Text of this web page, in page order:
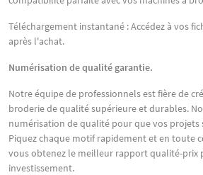
Téléchargement instantané : Accédez à vos
après l'achat.
Numérisation de qualité garantie.
Notre équipe de professionnels est fière de
broderie de qualité supérieure et durables.
numérisation de qualité pour que vos projets
Piquez chaque motif rapidement et en toute
vous obtenez le meilleur rapport qualité-prix
investissement.